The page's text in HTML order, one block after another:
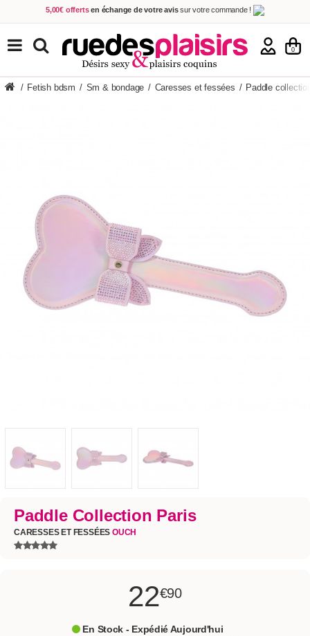
5,00€ offerts en échange de votre avissur votre commande !
Achetez aujourd'hui. Décidez quand payer !
Livraison en 48h
au prix de 2,90 € ! (Offerte dès 69,00€ d'achat)
0
TOUS NOS PRODUITS
/ Fetish bdsm / Sm & bondage / Caresses et fessées / Paddle
Paddle Collection Paris
CARESSES ET FESSÉESOUCH
22€90
En Stock - Expédié Aujourd'hui